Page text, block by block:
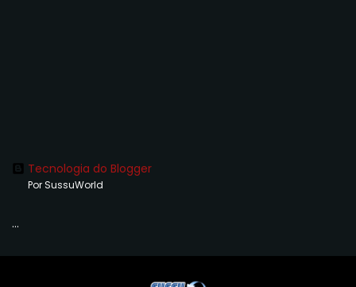
Tecnologia do Blogger
Por SussuWorld
...